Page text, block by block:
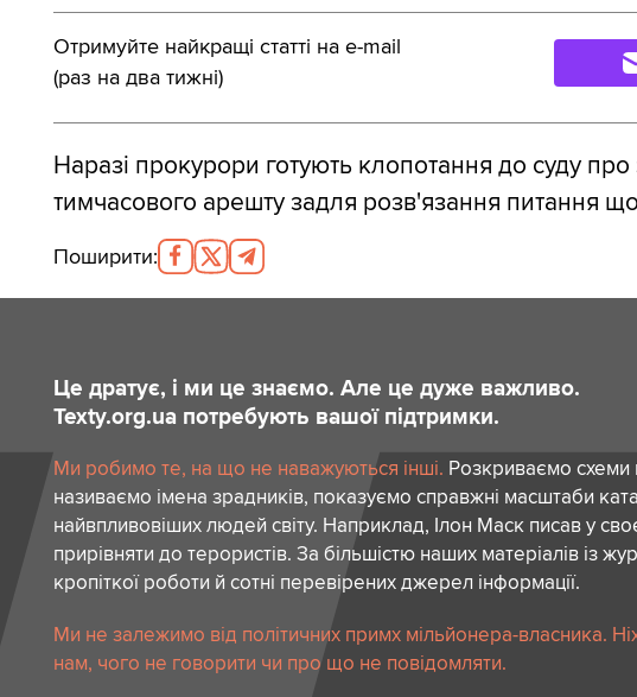
Отримуйте найкращі статті на e-mail
(раз на два тижні)
Наразі прокурори готують клопотання до суду про
тимчасового арешту задля розв'язання питання
Поширити:
Це дратує, і ми це знаємо. Але це дуже важливо.
Texty.org.ua потребують вашої підтримки.
Ми робимо те, на що не наважуються інші. Розкриваємо схеми
називаємо імена зрадників, показуємо справжні масштаби
найвпливовіших людей світу. Наприклад, Ілон Маск писав у
прирівняти до терористів. За більшістю наших матеріалів із
кропіткої роботи й сотні перевірених джерел інформації.
Ми не залежимо від політичних примх мільйонера-власника.
нам, чого не говорити чи про що не повідомляти.